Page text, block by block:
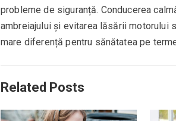
probleme de siguranță. Conducerea
ambreiajului și evitarea lăsării motorului
mare diferență pentru sănătatea pe
Related Posts